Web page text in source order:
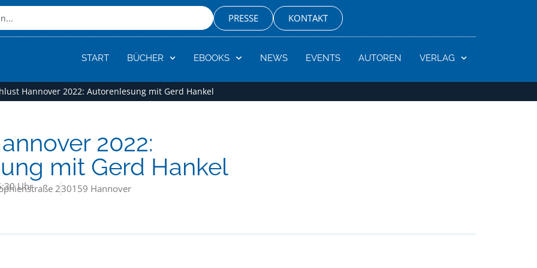
PRESSE KONTAKT
START BÜCHER EBOOKS NEWS EVENTS AUTOREN VERLAG
Hannover 2022: Autorenlesung mit Gerd Hankel
2022:
mit Gerd Hankel
Uhr 230159 Hannover